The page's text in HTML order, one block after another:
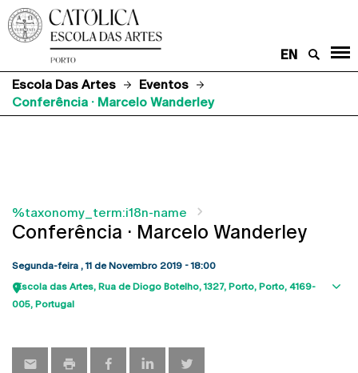
EN
Escola Das Artes
Eventos
Conferência · Marcelo Wanderley
%taxonomy_term:i18n-name
Conferência · Marcelo Wanderley
Segunda-feira , 11 de Novembro 2019 - 18:00
Escola das Artes Rua de Diogo Botelho, 1327 Porto Porto 4169-
005 Portugal